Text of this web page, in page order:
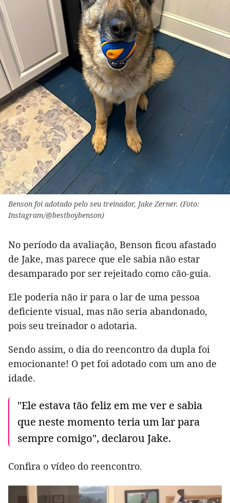
Benson foi adotado pelo seu treinador, Jake Zerner. (Foto:
Instagram/@bestboybenson)
No período da avaliação, Benson ficou afastado
de Jake, mas parece que ele sabia não estar
desamparado por ser rejeitado como cão-guia.
Ele poderia não ir para o lar de uma pessoa
deficiente visual, mas não seria abandonado,
pois seu treinador o adotaria.
Sendo assim, o dia do reencontro da dupla foi
emocionante! O pet foi adotado com um ano de
idade.
"Ele estava tão feliz em me ver e sabia
que neste momento teria um lar para
sempre comigo", declarou Jake.
Confira o vídeo do reencontro.